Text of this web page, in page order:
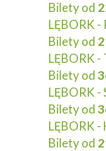
Bilety od
LĘBORK -
Bilety od
LĘBORK -
Bilety od
LĘBORK -
Bilety od
LĘBORK
Bilety od